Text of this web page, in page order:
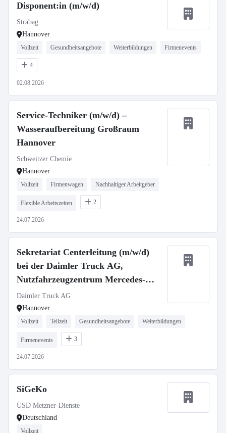
Disponent:in (m/w/d)
Strabag
Hannover
Vollzeit Gesundheitsangebote Weiterbildungen Firmenevents
4
02.08.2026
Service-Techniker (m/w/d) –
Wasseraufbereitung Großraum
Hannover
Schweitzer Chemie
Hannover
Vollzeit Firmenwagen Nachhaltiger Arbeitgeber
Flexible Arbeitszeiten 2
24.07.2026
Sekretariat Centerleitung (m/w/d)
bei der Daimler Truck AG,
Nutzfahrzeugzentrum Mercedes-
Benz Hannover
Daimler Truck AG
Hannover
Vollzeit Teilzeit Gesundheitsangebote Weiterbildungen
Firmenevents 3
24.07.2026
SiGeKo
ÜSD Metzner-Dienste
Deutschland
Vollzeit